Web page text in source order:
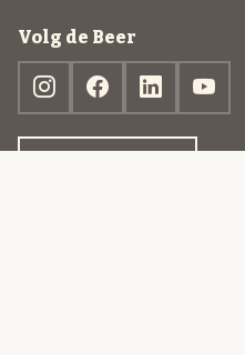
Volg de Beer